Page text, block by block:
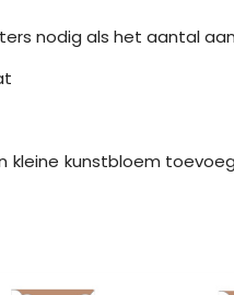
nodig als het aantal
kunstbloem